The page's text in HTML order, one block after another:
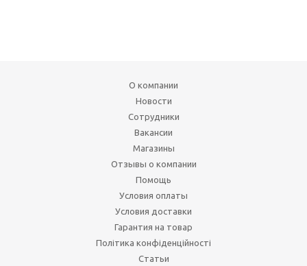
О компании
Новости
Сотрудники
Вакансии
Магазины
Отзывы о компании
Помощь
Условия оплаты
Условия доставки
Гарантия на товар
Політика конфіденційності
Статьи